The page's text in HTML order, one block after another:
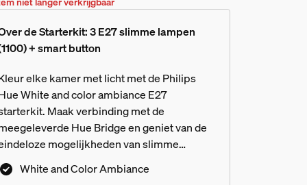
de Starterkit: 3 E27 slimme lampen
+ smart button
elke kamer met licht met de Philips
White and color ambiance E27
Maak verbinding met de
Hue Bridge en geniet van de
mogelijkheden van slimme
Je bedient je verlichting heel
via de app, je stem of de
White and Color Ambiance